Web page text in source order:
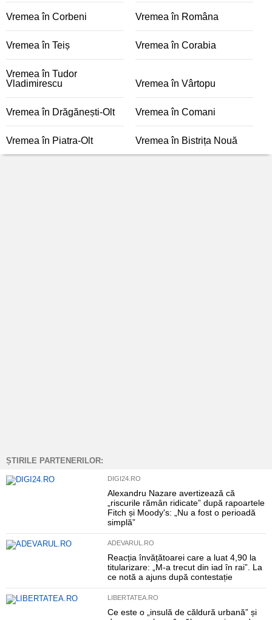
Vremea în Corbeni Vremea în Româna
Vremea în Teiș Vremea în Corabia
Vremea în Tudor
Vladimirescu
Vremea în Vârtopu
Vremea în Drăgănești-Olt Vremea în Comani
Vremea în Piatra-Olt Vremea în Bistrița Nouă
ȘTIRILE PARTENERILOR:
DIGI24.RO
Alexandru Nazare avertizează că
„riscurile rămân ridicate” după rapoartele
Fitch și Moody's: „Nu a fost o perioadă
simplă”
ADEVARUL.RO
Reacția învățătoarei care a luat 4,90 la
titularizare: „M-a trecut din iad în rai”. La
ce notă a ajuns după contestație
LIBERTATEA.RO
Ce este o „insulă de căldură urbană” și